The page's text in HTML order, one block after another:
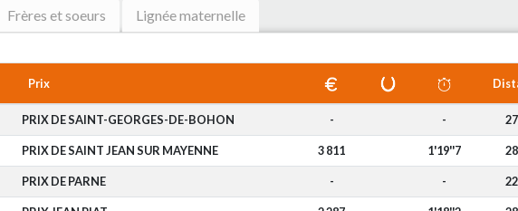
Frères et soeurs Lignée maternelle
Prix
PRIX DE SAINT-GEORGES-DE-BOHON - -
PRIX DE SAINT JEAN SUR MAYENNE 3 811 1'19''7
PRIX DE PARNE - -